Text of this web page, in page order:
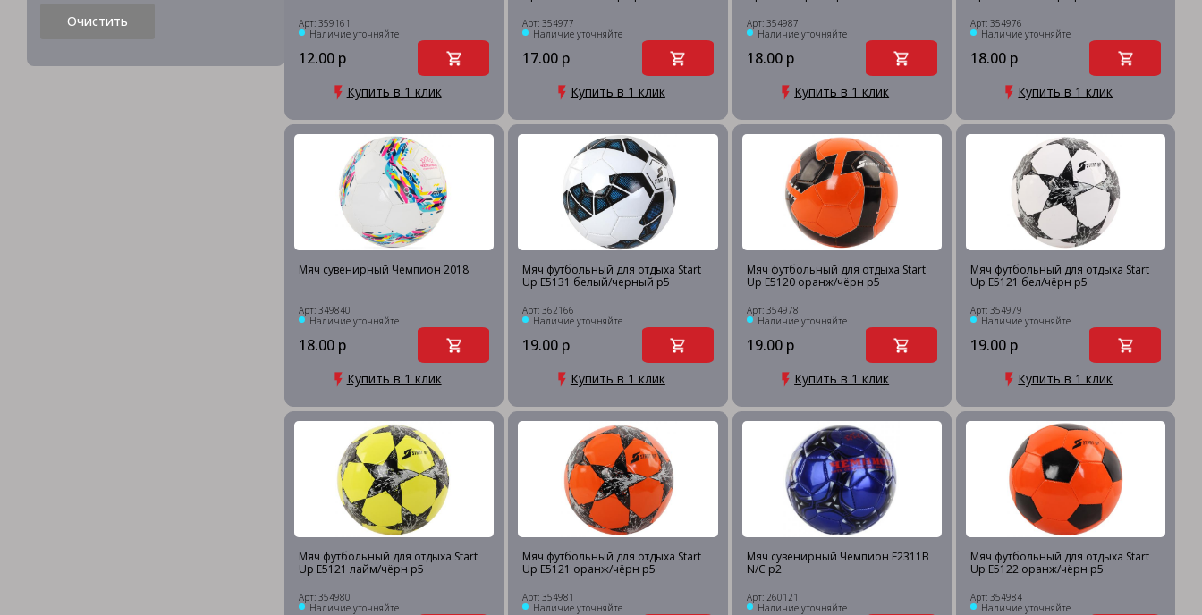
Очистить
Арт: 359161
Наличие уточняйте
12.00 р
Купить в 1 клик
Арт: 354977
Наличие уточняйте
17.00 р
Купить в 1 клик
Арт: 354987
Наличие уточняйте
18.00 р
Купить в 1 клик
Арт: 354976
Наличие уточняйте
18.00 р
Купить в 1 клик
Мяч сувенирный Чемпион 2018
Арт: 349840
Наличие уточняйте
18.00 р
Купить в 1 клик
Мяч футбольный для отдыха Start
Up E5131 белый/черный р5
Арт: 362166
Наличие уточняйте
19.00 р
Купить в 1 клик
Мяч футбольный для отдыха Start
Up E5120 оранж/чёрн р5
Арт: 354978
Наличие уточняйте
19.00 р
Купить в 1 клик
Мяч футбольный для отдыха Start
Up E5121 бел/чёрн р5
Арт: 354979
Наличие уточняйте
19.00 р
Купить в 1 клик
Мяч футбольный для отдыха Start
Up E5121 лайм/чёрн р5
Арт: 354980
Наличие уточняйте
Мяч футбольный для отдыха Start
Up E5121 оранж/чёрн р5
Арт: 354981
Наличие уточняйте
Мяч сувенирный Чемпион E2311B
N/C р2
Арт: 260121
Наличие уточняйте
Мяч футбольный для отдыха Start
Up E5122 оранж/чёрн р5
Арт: 354984
Наличие уточняйте